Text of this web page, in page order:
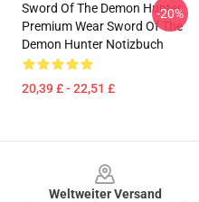
Sword Of The Demon Hunter
Premium Wear Sword Of The
Demon Hunter Notizbuch
20,39 £ - 22,51 £
-20%
Weltweiter Versand